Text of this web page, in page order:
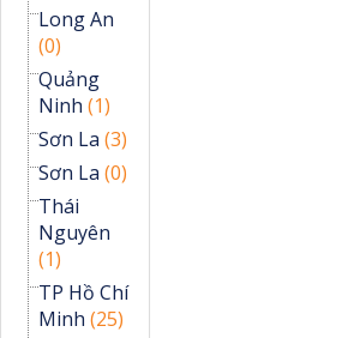
Long An
(0)
Quảng
Ninh (1)
Sơn La (3)
Sơn La (0)
Thái
Nguyên
(1)
TP Hồ Chí
Minh (25)